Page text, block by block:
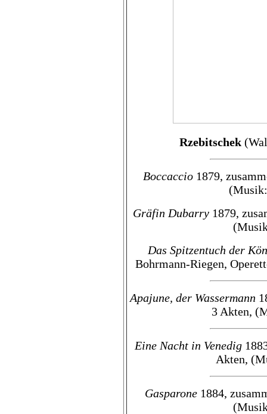
Rzebitschek
Boccaccio 1879,
Gräfin Dubarry 1879,
Das Spitzentuch der
Bohrmann-Riegen,
Apajune, der Wassermann
3 Akten,
Eine Nacht in Venedig
Akten,
Gasparone 1884,